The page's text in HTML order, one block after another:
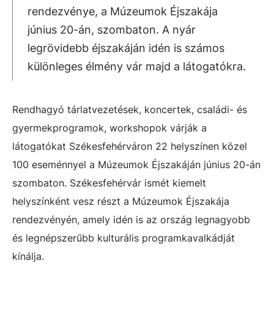
rendezvénye, a Múzeumok Éjszakája
június 20-án, szombaton. A nyár
legrövidebb éjszakáján idén is számos
különleges élmény vár majd a látogatókra.
Rendhagyó tárlatvezetések, koncertek, családi- és
gyermekprogramok, workshopok várják a
látogatókat Székesfehérváron 22 helyszínen közel
100 eseménnyel a Múzeumok Éjszakáján június 20-án
szombaton. Székesfehérvár ismét kiemelt
helyszínként vesz részt a Múzeumok Éjszakája
rendezvényén, amely idén is az ország legnagyobb
és legnépszerűbb kulturális programkavalkádját
kínálja.